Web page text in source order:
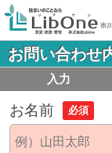
お問い合わせ
入力
お名前 必須